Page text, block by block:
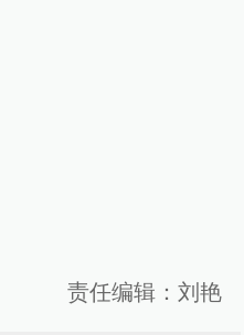
责任编辑：刘艳